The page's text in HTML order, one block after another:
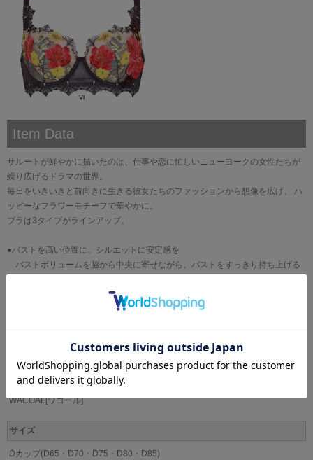
Item Data
サルートが鮮やかに描いたのは、仕事や恋に忙しいニューヨークの女性たちが
繰り広げるドラマの世界。
毎日をいきいきと前向きに生きる彼女たちのファッションから想像を広げ、 ハ
ッピーなフラワーモチーフで華やかに。
ブラは3タイプがラインアップ。
●バストを高い位置に。シルエットに安定感を
バストボリュームを脇から中央に寄せながら、バストをすっきり持ち上げる
・カップには刺繍の柄に合わせたプリントレースを使用
・アップリケはバラの花をイメージ
ブランド
WACOAL[ワコール]
サイズ
Dカップ(D65・D70・D75・D80・D85)